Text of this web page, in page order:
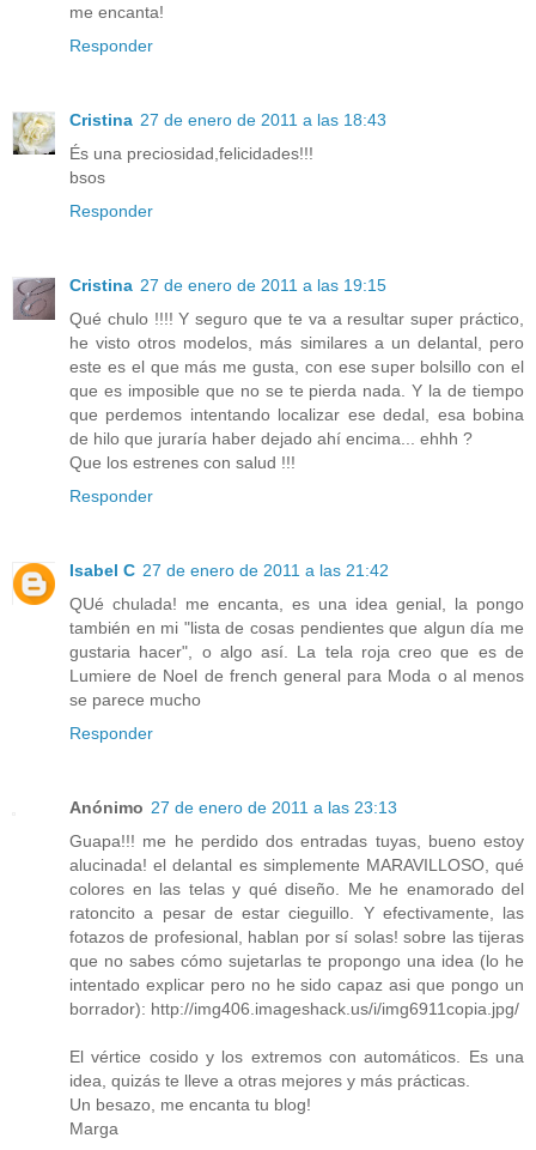
me encanta!
Responder
Cristina 27 de enero de 2011 a las 18:43
És una preciosidad,felicidades!!!
bsos
Responder
Cristina 27 de enero de 2011 a las 19:15
Qué chulo !!!! Y seguro que te va a resultar super práctico,
he visto otros modelos, más similares a un delantal, pero
este es el que más me gusta, con ese super bolsillo con el
que es imposible que no se te pierda nada. Y la de tiempo
que perdemos intentando localizar ese dedal, esa bobina
de hilo que juraría haber dejado ahí encima... ehhh ?
Que los estrenes con salud !!!
Responder
Isabel C 27 de enero de 2011 a las 21:42
QUé chulada! me encanta, es una idea genial, la pongo
también en mi "lista de cosas pendientes que algun día me
gustaria hacer", o algo así. La tela roja creo que es de
Lumiere de Noel de french general para Moda o al menos
se parece mucho
Responder
Anónimo 27 de enero de 2011 a las 23:13
Guapa!!! me he perdido dos entradas tuyas, bueno estoy
alucinada! el delantal es simplemente MARAVILLOSO, qué
colores en las telas y qué diseño. Me he enamorado del
ratoncito a pesar de estar cieguillo. Y efectivamente, las
fotazos de profesional, hablan por sí solas! sobre las tijeras
que no sabes cómo sujetarlas te propongo una idea (lo he
intentado explicar pero no he sido capaz asi que pongo un
borrador): http://img406.imageshack.us/i/img6911copia.jpg/
El vértice cosido y los extremos con automáticos. Es una
idea, quizás te lleve a otras mejores y más prácticas.
Un besazo, me encanta tu blog!
Marga